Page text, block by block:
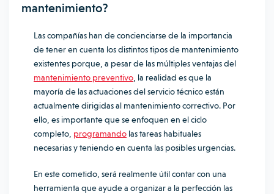
mantenimiento?
Las compañías han de concienciarse de la importancia
de tener en cuenta los distintos tipos de mantenimiento
existentes porque, a pesar de las múltiples ventajas del
mantenimiento preventivo , la realidad es que la
mayoría de las actuaciones del servicio técnico están
actualmente dirigidas al mantenimiento correctivo. Por
ello, es importante que se enfoquen en el ciclo
completo, programando las tareas habituales
necesarias y teniendo en cuenta las posibles urgencias.
En este cometido, será realmente útil contar con una
herramienta que ayude a organizar a la perfección las